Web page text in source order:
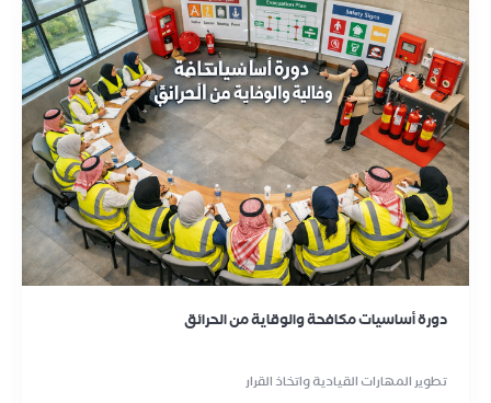
دورة أساسيات مكافحة والوقاية من الحرائق
تطوير المهارات القيادية واتخاذ القرار